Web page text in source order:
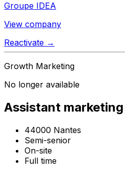
Groupe IDEA
View company
Reactivate →
Growth Marketing
No longer available
Assistant
44000 Nantes
Semi-senior
On-site
Full time